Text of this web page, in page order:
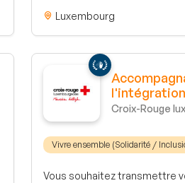
Luxembourg
l'intégration
Croix-Rouge
Vivre ensemble (Solidarité /
Vous souhaitez transmettre